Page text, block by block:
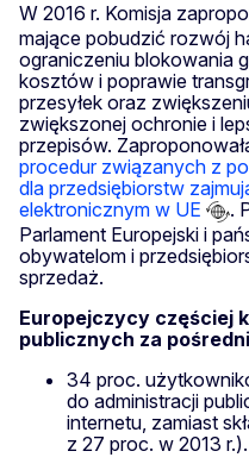
W 2016 r. Komisja
mające pobudzić rozwój
ograniczeniu blokowania
kosztów i poprawie
przesyłek oraz
zwiększonej ochronie i
przepisów.
procedur związanych z
dla przedsiębiorstw
elektronicznym w UE
.
Parlament Europejski i
obywatelom i
sprzedaż.
Europejczycy częściej
publicznych za
34 proc.
do administracji
internetu, zamiast
z 27 proc. w 2013 r.).